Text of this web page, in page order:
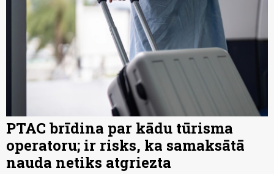
PTAC brīdina par kādu tūrisma
operatoru; ir risks, ka samaksātā
nauda netiks atgriezta